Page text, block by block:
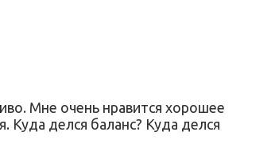
Мне очень нравится хорошее
Куда делся баланс? Куда делся